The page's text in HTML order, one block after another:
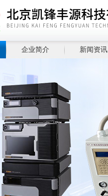
企业简介 新闻资讯